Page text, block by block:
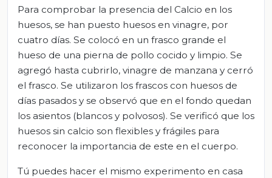
Para comprobar la presencia del Calcio en los
huesos, se han puesto huesos en vinagre, por
cuatro días. Se colocó en un frasco grande el
hueso de una pierna de pollo cocido y limpio. Se
agregó hasta cubrirlo, vinagre de manzana y cerró
el frasco. Se utilizaron los frascos con huesos de
días pasados y se observó que en el fondo quedan
los asientos (blancos y polvosos). Se verificó que los
huesos sin calcio son flexibles y frágiles para
reconocer la importancia de este en el cuerpo.
Tú puedes hacer el mismo experimento en casa